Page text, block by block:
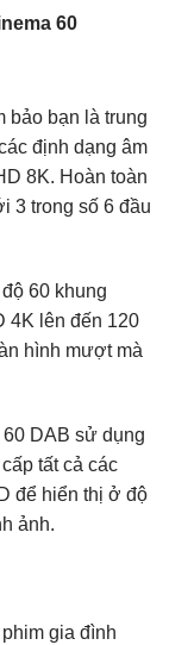
60
bảo bạn là trung
định dạng âm
8K. Hoàn toàn
3 trong số 6 đầu
60 khung
4K lên đến 120
hình mượt mà
DAB sử dụng
tất cả các
để hiển thị ở độ
ảnh.
gia đình